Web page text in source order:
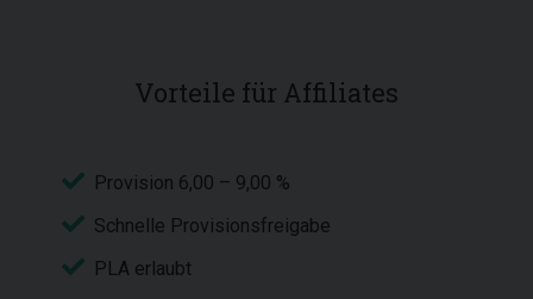
Vorteile für Affiliates
Provision 6,00 – 9,00 %
Schnelle Provisionsfreigabe
PLA erlaubt